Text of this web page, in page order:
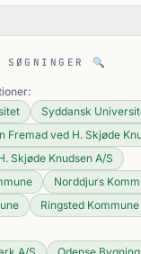
SØGNINGER 🔍
Syddansk
Fremad ved H. Skjøde
Skjøde Knudsen A/S
Norddjurs
Ringsted Kommune